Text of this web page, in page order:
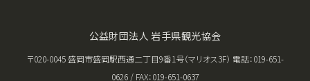
公益財団法人 岩手県観光協会
〒020-0045 盛岡市盛岡駅西通二丁目9番1号（マリオス3F） 電話：019-651-
0626 / FAX：019-651-0637